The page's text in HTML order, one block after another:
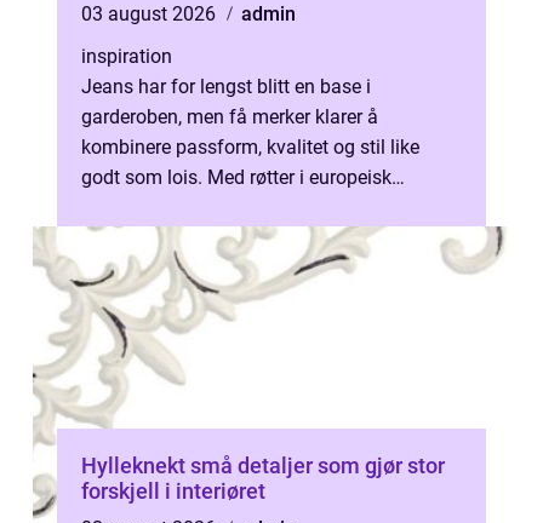
03 august 2026
admin
inspiration
Jeans har for lengst blitt en base i
garderoben, men få merker klarer å
kombinere passform, kvalitet og stil like
godt som lois. Med røtter i europeisk
moderne sn...
Hylleknekt små detaljer som gjør stor
forskjell i interiøret